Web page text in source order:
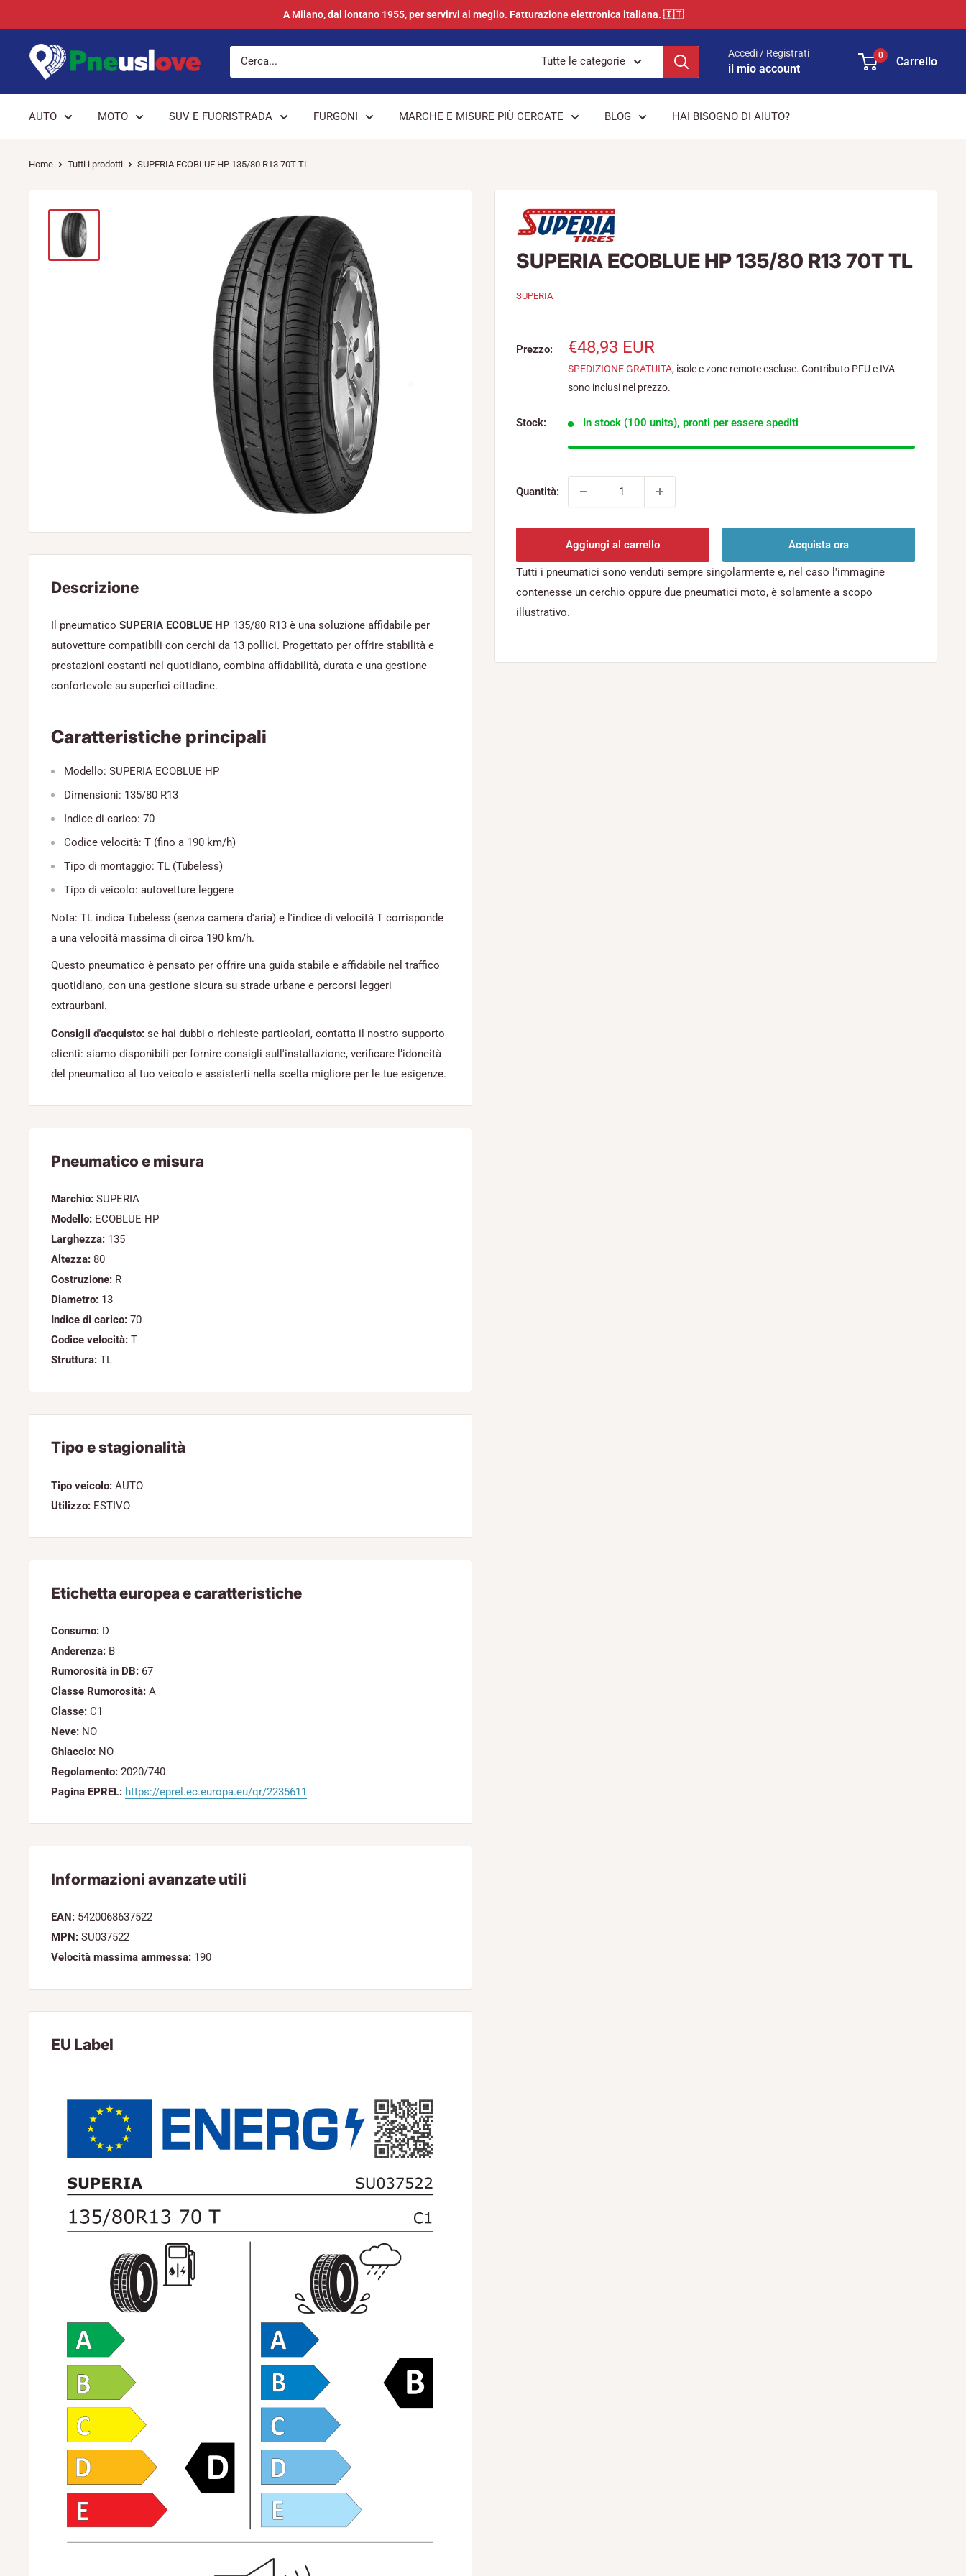
al
contenuto
A Milano, dal lontano 1955, per servirvi al meglio. Fatturazione elettronica italiana. 🇮🇹
Pneuslove
Tutte le categorie
Accedi / Registrati
il mio account
0 Carrello
AUTO MOTO SUV E FUORISTRADA FURGONI MARCHE E MISURE PIÙ CERCATE BLOG HAI BISOGNO DI AIUTO?
Home Tutti i prodotti SUPERIA ECOBLUE HP 135/80 R13 70T TL
SUPERIA ECOBLUE HP 135/80 R13 70T TL
SUPERIA
Prezzo:
Prezzo
scontato
€48,93 EUR
SPEDIZIONE GRATUITA, isole e zone remote escluse. Contributo PFU e IVA
sono inclusi nel prezzo.
Stock: In stock (100 units), pronti per essere spediti
Quantità:
Aggiungi al carrello Acquista ora
Tutti i pneumatici sono venduti sempre singolarmente e, nel caso l'immagine
contenesse un cerchio oppure due pneumatici moto, è solamente a scopo
illustrativo.
Descrizione
Il pneumatico SUPERIA ECOBLUE HP 135/80 R13 è una soluzione affidabile per
autovetture compatibili con cerchi da 13 pollici. Progettato per offrire stabilità e
prestazioni costanti nel quotidiano, combina affidabilità, durata e una gestione
confortevole su superfici cittadine.
Caratteristiche principali
Modello: SUPERIA ECOBLUE HP
Dimensioni: 135/80 R13
Indice di carico: 70
Codice velocità: T (fino a 190 km/h)
Tipo di montaggio: TL (Tubeless)
Tipo di veicolo: autovetture leggere
Nota: TL indica Tubeless (senza camera d'aria) e l'indice di velocità T corrisponde
a una velocità massima di circa 190 km/h.
Questo pneumatico è pensato per offrire una guida stabile e affidabile nel traffico
quotidiano, con una gestione sicura su strade urbane e percorsi leggeri
extraurbani.
Consigli d'acquisto: se hai dubbi o richieste particolari, contatta il nostro supporto
clienti: siamo disponibili per fornire consigli sull'installazione, verificare l’idoneità
del pneumatico al tuo veicolo e assisterti nella scelta migliore per le tue esigenze.
Pneumatico e misura
Marchio: SUPERIA
Modello: ECOBLUE HP
Larghezza: 135
Altezza: 80
Costruzione: R
Diametro: 13
Indice di carico: 70
Codice velocità: T
Struttura: TL
Tipo e stagionalità
Tipo veicolo: AUTO
Utilizzo: ESTIVO
Etichetta europea e caratteristiche
Consumo: D
Anderenza: B
Rumorosità in DB: 67
Classe Rumorosità: A
Classe: C1
Neve: NO
Ghiaccio: NO
Regolamento: 2020/740
Pagina EPREL: https://eprel.ec.europa.eu/qr/2235611
Informazioni avanzate utili
EAN: 5420068637522
MPN: SU037522
Velocità massima ammessa: 190
EU Label